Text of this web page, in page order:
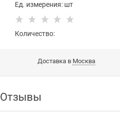
Ед. измерения: шт
Количество:
Доставка в Москва
Отзывы